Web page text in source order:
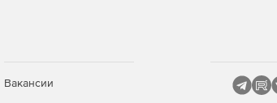
Вакансии